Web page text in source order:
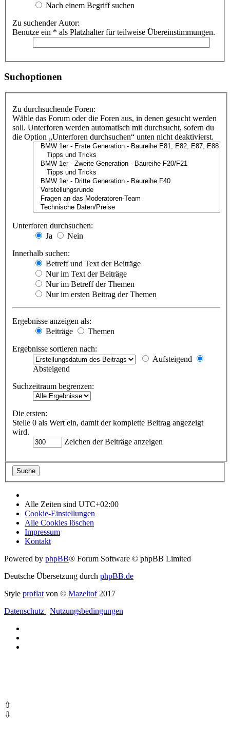
Nach einem Begriff suchen
Zu suchender Autor:
Benutze ein * als Platzhalter für teilweise Übereinstimmungen.
Suchoptionen
Zu durchsuchende Foren:
Wähle das Forum oder die Foren aus, in denen gesucht werden
soll. Unterforen werden automatisch mit durchsucht, sofern du
die Option „Unterforen durchsuchen“ unten nicht deaktivierst.
Unterforen durchsuchen:
Ja
Nein
Innerhalb suchen:
Betreff und Text der Beiträge
Nur im Text der Beiträge
Nur im Betreff der Themen
Nur im ersten Beitrag der Themen
Ergebnisse anzeigen als:
Beiträge
Themen
Ergebnisse sortieren nach:
Aufsteigend
Absteigend
Suchzeitraum begrenzen:
Die ersten:
Stelle 0 als Wert ein, damit der komplette Beitrag angezeigt
wird.
Zeichen der Beiträge anzeigen
Alle Zeiten sind UTC+02:00
Cookie-Einstellungen
Alle Cookies löschen
Impressum
Kontakt
Powered by phpBB® Forum Software © phpBB Limited
Deutsche Übersetzung durch phpBB.de
Style proflat von © Mazeltof2017
Datenschutz | Nutzungsbedingungen
⇧
⇩